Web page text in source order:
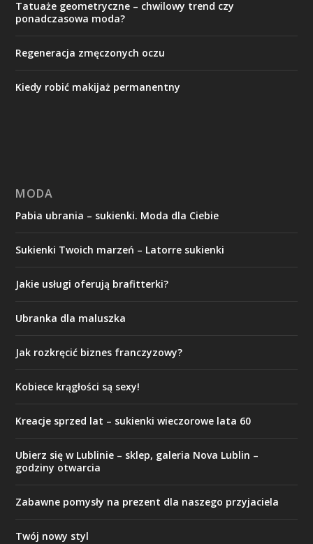
Tatuaże geometryczne – chwilowy trend czy
ponadczasowa moda?
Regeneracja zmęczonych oczu
Kiedy robić makijaż permanentny
MODA
Pabia ubrania – sukienki. Moda dla Ciebie
Sukienki Twoich marzeń – Latorre sukienki
Jakie usługi oferują brafitterki?
Ubranka dla maluszka
Jak rozkręcić biznes franczyzowy?
Kobiece krągłości są sexy!
Kreacje sprzed lat – sukienki wieczorowe lata 60
Ubierz się w Lublinie – sklep, galeria Nova Lublin –
godziny otwarcia
Zabawne pomysły na prezent dla naszego przyjaciela
Twój nowy styl